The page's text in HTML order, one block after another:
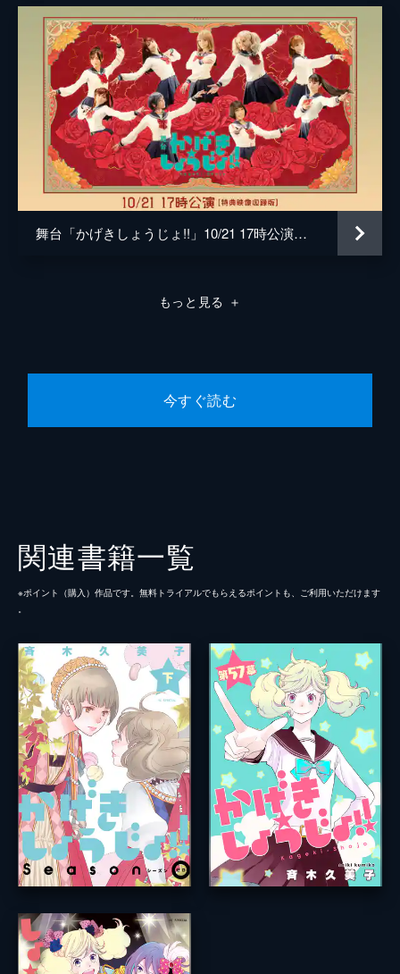
舞台「かげきしょうじょ!!」10/21 17時公演【特典映像収録版】
もっと見る ＋
今すぐ読む
関連書籍一覧
※ポイント（購⼊）作品です。無料トライアルでもらえるポイントも、ご利⽤いただけます